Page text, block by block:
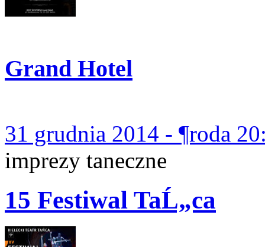
Grand Hotel
31 grudnia 2014 - ¶roda
imprezy taneczne
15 Festiwal TaĹ„ca